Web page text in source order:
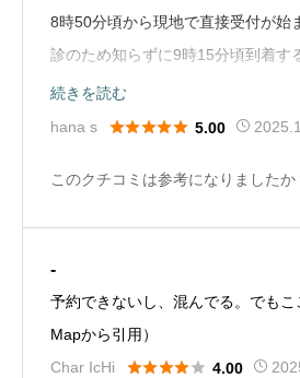
8時50分頃から現地で直接受付が始
診のため知らずに9時15分頃到着す
人待ちでした。待ち時間が長いのは
のQRコードで自分の順番まで外出
フの方まで笑顔でテキパキと役目
続きを読む
hana s
 5.00
このクチコミは参考になりましたか
-
予約できないし、混んでる。でも
Mapから引用）
Char IcHi
 4.00